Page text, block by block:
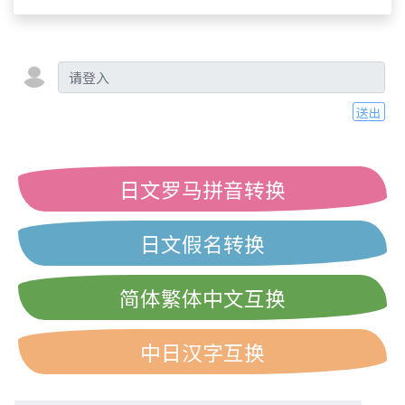
送出
日文罗马拼音转换
日文假名转换
简体繁体中文互换
中日汉字互换